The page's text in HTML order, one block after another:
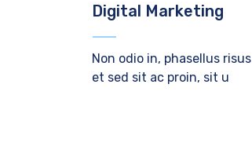
Digital Marketing
Non odio in, phasellus risus
et sed sit ac proin, sit u